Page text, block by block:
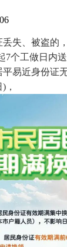
、被盗的，
7个工做日内
易近身份证
，